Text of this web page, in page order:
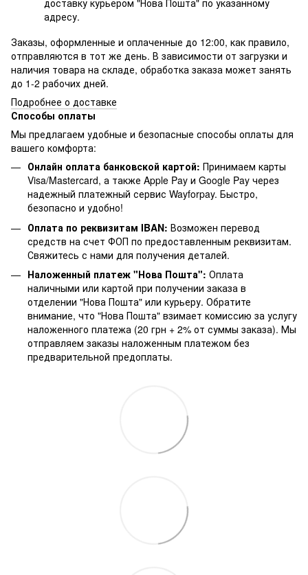
доставку курьером "Нова Пошта" по указанному
адресу.
Заказы, оформленные и оплаченные до 12:00, как правило,
отправляются в тот же день. В зависимости от загрузки и
наличия товара на складе, обработка заказа может занять
до 1-2 рабочих дней.
Подробнее о доставке
Способы оплаты
Мы предлагаем удобные и безопасные способы оплаты для
вашего комфорта:
Онлайн оплата банковской картой: Принимаем карты
Visa/Mastercard, а также Apple Pay и Google Pay через
надежный платежный сервис Wayforpay. Быстро,
безопасно и удобно!
Оплата по реквизитам IBAN: Возможен перевод
средств на счет ФОП по предоставленным реквизитам.
Свяжитесь с нами для получения деталей.
Наложенный платеж "Нова Пошта": Оплата
наличными или картой при получении заказа в
отделении "Нова Пошта" или курьеру. Обратите
внимание, что "Нова Пошта" взимает комиссию за услугу
наложенного платежа (20 грн + 2% от суммы заказа). Мы
отправляем заказы наложенным платежом без
предварительной предоплаты.